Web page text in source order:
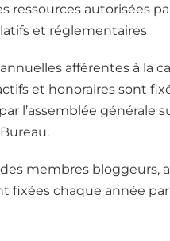
ressources autorisées
et réglementaires
afférentes à la
et honoraires sont
l’assemblée générale
membres bloggeurs,
fixées chaque année